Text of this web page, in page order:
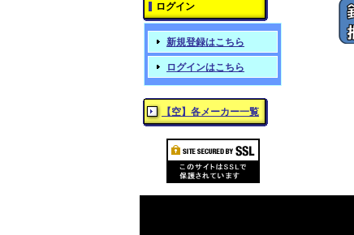
ログイン
新規登録はこちら
ログインはこちら
【空】各メーカー一覧